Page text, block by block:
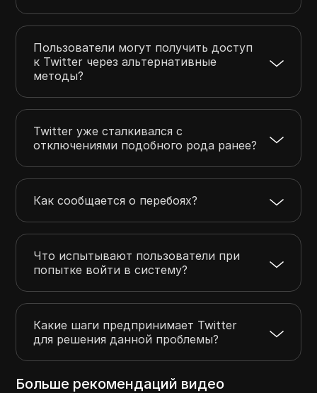
Пользователи могут получить доступ
к Twitter через альтернативные
методы?
Twitter уже сталкивался с
отключениями подобного рода ранее?
Как сообщается о перебоях?
Что испытывают пользователи при
попытке войти в систему?
Какие шаги предпринимает Twitter
для решения данной проблемы?
Больше рекомендаций видео